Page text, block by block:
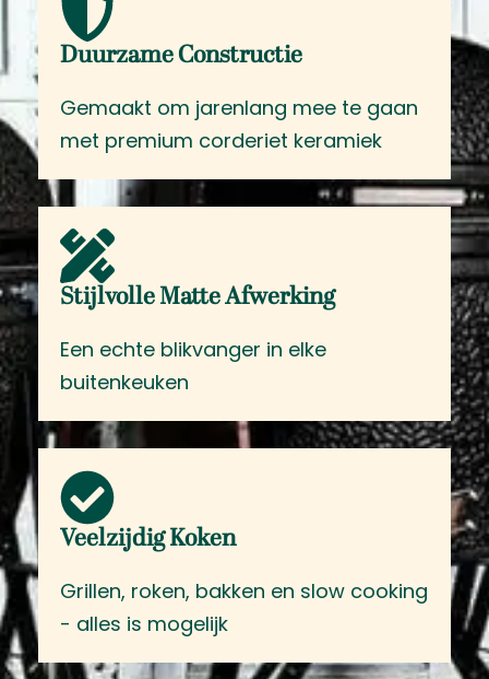
Duurzame Constructie
Gemaakt om jarenlang mee te gaan
met premium corderiet keramiek
Stijlvolle Matte Afwerking
Een echte blikvanger in elke
buitenkeuken
Veelzijdig Koken
Grillen, roken, bakken en slow cooking
- alles is mogelijk